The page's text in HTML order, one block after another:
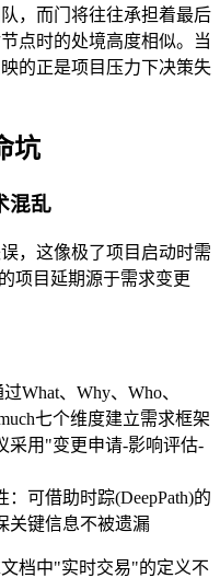
，而门将往往承担着最后
点时的处境高度相似。当
的正是项目压力下决策失
坑
混乱
，这像极了项目启动时需
项目延期源于需求变更
What、Why、Who、
七个维度建立需求框架
采用"变更申请-影响评估-
可借助时踪(DeepPath)的
关键信息不被遗漏
档中"实时交易"的定义不